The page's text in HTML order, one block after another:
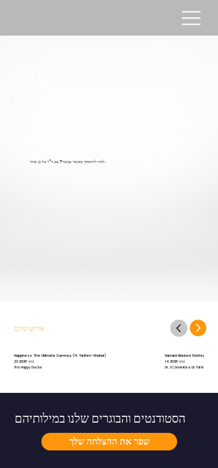
למה להתמקד באושר עכשיו? עם ד"ר טל בן שחר.
אירוע קודם
Happiness: The Ultimate Currency (ft. Tal Ben-Shahar)
22 במאי 2026
The Happy Doctor
Harvard-Backed Strategies for
14 במאי 2026
Dr. JC Doornick & Dr. Tal Ben-
שפר את ההצלחה שלך
הסטודנטים והבוגרים שלנו במילותיהם